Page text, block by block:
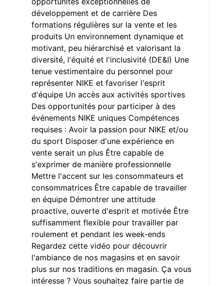
développement et de carrière Des
formations régulières sur la vente et les
produits Un environnement dynamique et
motivant, peu hiérarchisé et valorisant la
diversité, l'équité et l'inclusivité (DE&I) Une
tenue vestimentaire du personnel pour
représenter NIKE et favoriser l'esprit
d'équipe Un accès aux activités sportives
Des opportunités pour participer à des
événements NIKE uniques Compétences
requises : Avoir la passion pour NIKE et/ou
du sport Disposer d'une expérience en
vente serait un plus Être capable de
s'exprimer de manière professionnelle
Mettre l'accent sur les consommateurs et
consommatrices Être capable de travailler
en équipe Démontrer une attitude
proactive, ouverte d'esprit et motivée Être
suffisamment flexible pour travailler par
roulement et pendant les week-ends
Regardez cette vidéo pour découvrir
l'ambiance de nos magasins et en savoir
plus sur nos traditions en magasin. Ça vous
intéresse ? Vous souhaitez faire partie de